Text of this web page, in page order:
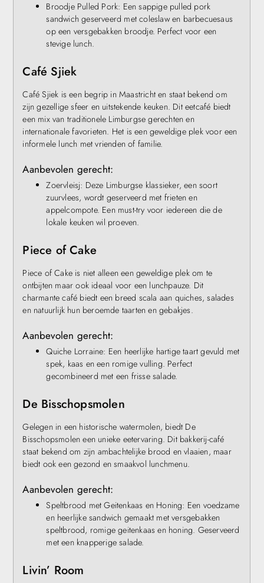
Broodje Pulled Pork: Een sappige pulled pork
sandwich geserveerd met coleslaw en barbecuesaus
op een versgebakken broodje. Perfect voor een
stevige lunch.
Café Sjiek
Café Sjiek is een begrip in Maastricht en staat bekend om
zijn gezellige sfeer en uitstekende keuken. Dit eetcafé biedt
een mix van traditionele Limburgse gerechten en
internationale favorieten. Het is een geweldige plek voor een
informele lunch met vrienden of familie.
Aanbevolen gerecht:
Zoervleisj: Deze Limburgse klassieker, een soort
zuurvlees, wordt geserveerd met frieten en
appelcompote. Een must-try voor iedereen die de
lokale keuken wil proeven.
Piece of Cake
Piece of Cake is niet alleen een geweldige plek om te
ontbijten maar ook ideaal voor een lunchpauze. Dit
charmante café biedt een breed scala aan quiches, salades
en natuurlijk hun beroemde taarten en gebakjes.
Aanbevolen gerecht:
Quiche Lorraine: Een heerlijke hartige taart gevuld met
spek, kaas en een romige vulling. Perfect
gecombineerd met een frisse salade.
De Bisschopsmolen
Gelegen in een historische watermolen, biedt De
Bisschopsmolen een unieke eetervaring. Dit bakkerij-café
staat bekend om zijn ambachtelijke brood en vlaaien, maar
biedt ook een gezond en smaakvol lunchmenu.
Aanbevolen gerecht:
Speltbrood met Geitenkaas en Honing: Een voedzame
en heerlijke sandwich gemaakt met versgebakken
speltbrood, romige geitenkaas en honing. Geserveerd
met een knapperige salade.
Livin’ Room